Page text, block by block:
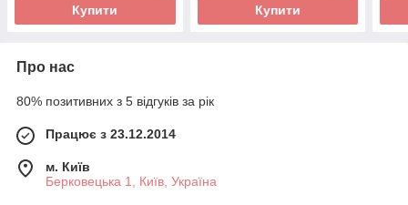
Купити Купити
Про нас
80% позитивних з 5 відгуків за рік
Працює з 23.12.2014
м. Київ
Берковецька 1, Київ, Україна